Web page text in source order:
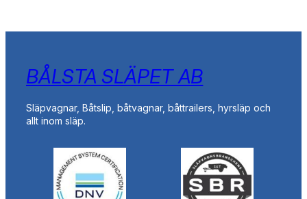
BÅLSTA SLÄPET AB
Släpvagnar, Båtslip, båtvagnar, båttrailers, hyrsläp och
allt inom släp.